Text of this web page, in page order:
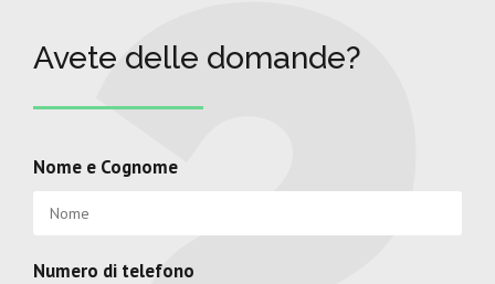
Avete delle domande?
Nome e Cognome
Numero di telefono